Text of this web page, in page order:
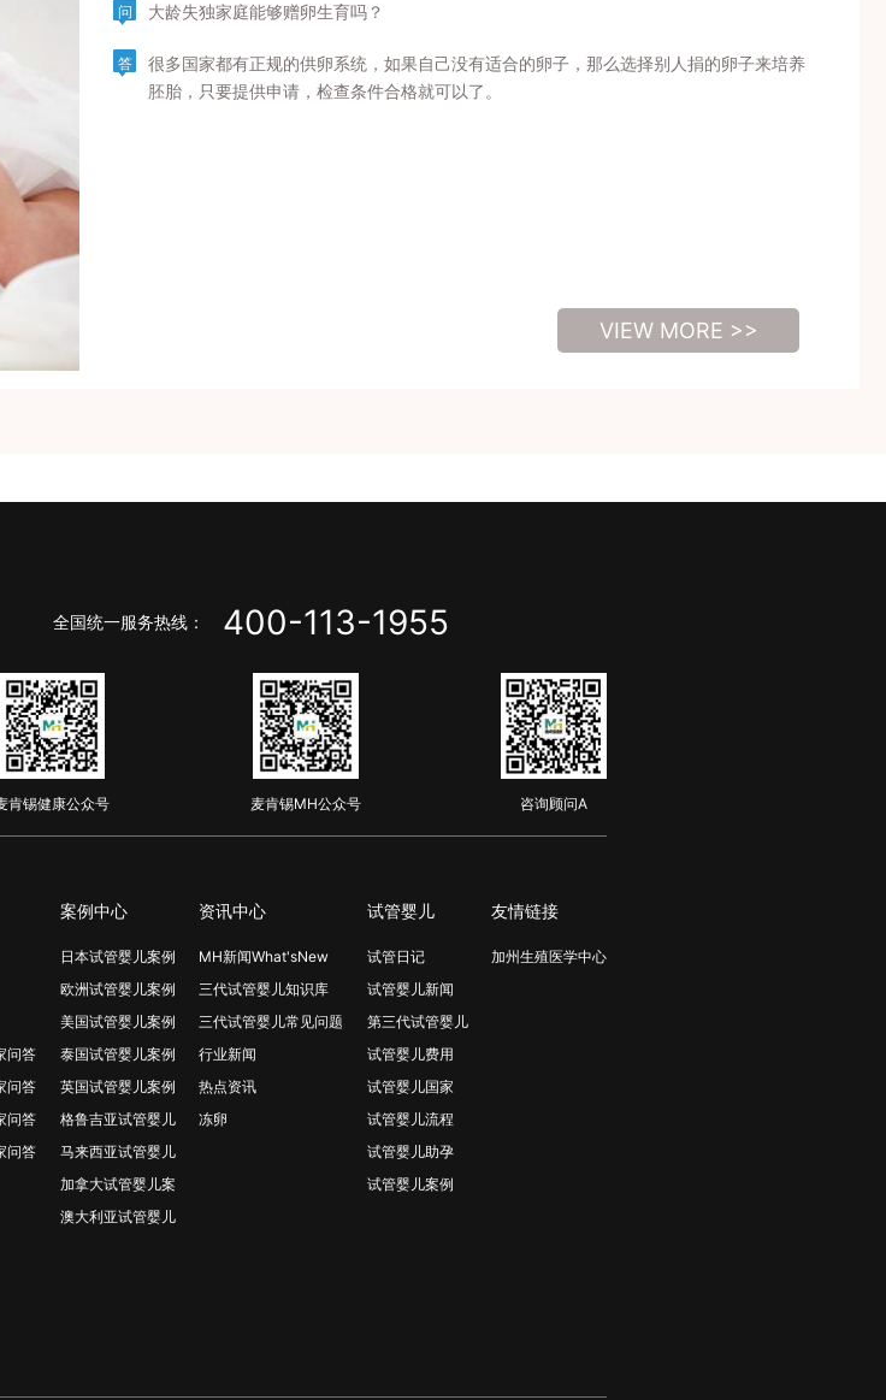
问 大龄失独家庭能够赠卵生育吗？
答
很多国家都有正规的供卵系统，如果自己没有适合的卵子，那么选择别人捐的卵子来培养
胚胎，只要提供申请，检查条件合格就可以了。
VIEW MORE >>
全国统一服务热线： 400-113-1955
肯锡健康公众号 麦肯锡MH公众号 咨询顾问A
问答
问答
问答
问答
案例中心
日本试管婴儿案例
欧洲试管婴儿案例
美国试管婴儿案例
泰国试管婴儿案例
英国试管婴儿案例
格鲁吉亚试管婴儿
马来西亚试管婴儿
加拿大试管婴儿案
澳大利亚试管婴儿
资讯中心
MH新闻What'sNew
三代试管婴儿知识库
三代试管婴儿常见问题
行业新闻
热点资讯
冻卵
试管婴儿
试管日记
试管婴儿新闻
第三代试管婴儿
试管婴儿费用
试管婴儿国家
试管婴儿流程
试管婴儿助孕
试管婴儿案例
友情链接
加州生殖医学中心